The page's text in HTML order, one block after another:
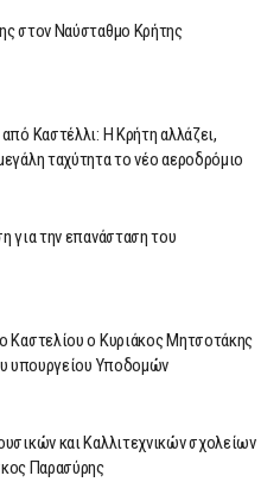
στον Ναύσταθμο Κρήτης
Καστέλλι: Η Κρήτη αλλάζει,
ταχύτητα το νέο αεροδρόμιο
για την επανάσταση του
Καστελίου ο Κυριάκος Μητσοτάκης
υπουργείου Υποδομών
και Καλλιτεχνικών σχολείων
Παρασύρης